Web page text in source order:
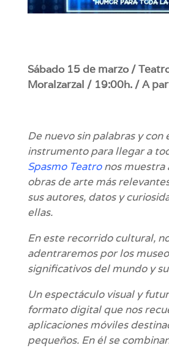
Sábado 15 de marzo /
Moralzarzal / 19:00h. / A
De nuevo sin palabras y con
instrumento para llegar a
Spasmo Teatro nos muestra
obras de arte más
sus autores, datos y
ellas.
En este recorrido cultural,
adentraremos por los
significativos del mundo y
Un espectáculo visual y
formato digital que nos
aplicaciones móviles
pequeños. En él se